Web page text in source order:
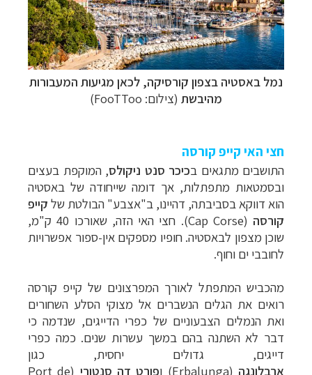
נמל באסטיה בצפון קורסיקה, לכאן מגיעות המעבורות
מהיבשת (צילום: FooTToo
)
חצי האי קייפ קורסה
התושבים מתגאים בכיכר סנט ניקולס, המוקפת בעצים
ובסמטאות מתפתלות, אך דומה שייחודה של באסטיה
הוא דווקא בסביבתה, דהיינו, ב"אצבע" הבולטת של קייפ
קורסה (Cap Corse).
חצי האי הזה, שאורכו 40 ק"מ,
שוכן מצפון לבאסטיה. חופיו מספקים אין-ספור אפשרויות
לחובבי ים וחוף.
מהכביש המתפתל לאורך המפרצונים של קייפ קורסה
רואים את הגלים הנשברים אל מצוקי הסלע השחורים
ואת הנמלים הצבעוניים של כפרי הדייגים, שנדמה כי
דבר לא השתנה בהם במשך עשרות שנים. כמה כפרי
דייגים, גדולים יחסית, כגון
ארבלונגה (Erbalunga) ופורט דה סנטורי (Port de